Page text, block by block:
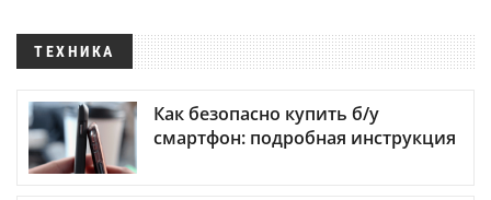
ТЕХНИКА
Как безопасно купить б/у
смартфон: подробная инструкция